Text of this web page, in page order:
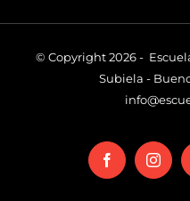
© Copyright 2026 -
Subiela -
Facebook